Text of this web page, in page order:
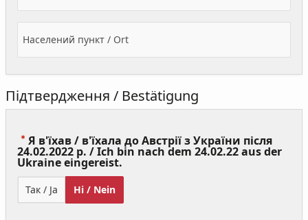
Населений пункт / Ort
Підтвердження / Bestätigung
Я в'їхав / в'їхала до Австрії з України після
24.02.2022 р. / Ich bin nach dem 24.02.22 aus der
Ukraine eingereist.
Required)
Так / Ja Ні / Nein